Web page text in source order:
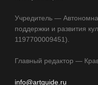
Учредитель —
поддержки и развития
1197700009451).
Главный редактор —
info@artguide.ru